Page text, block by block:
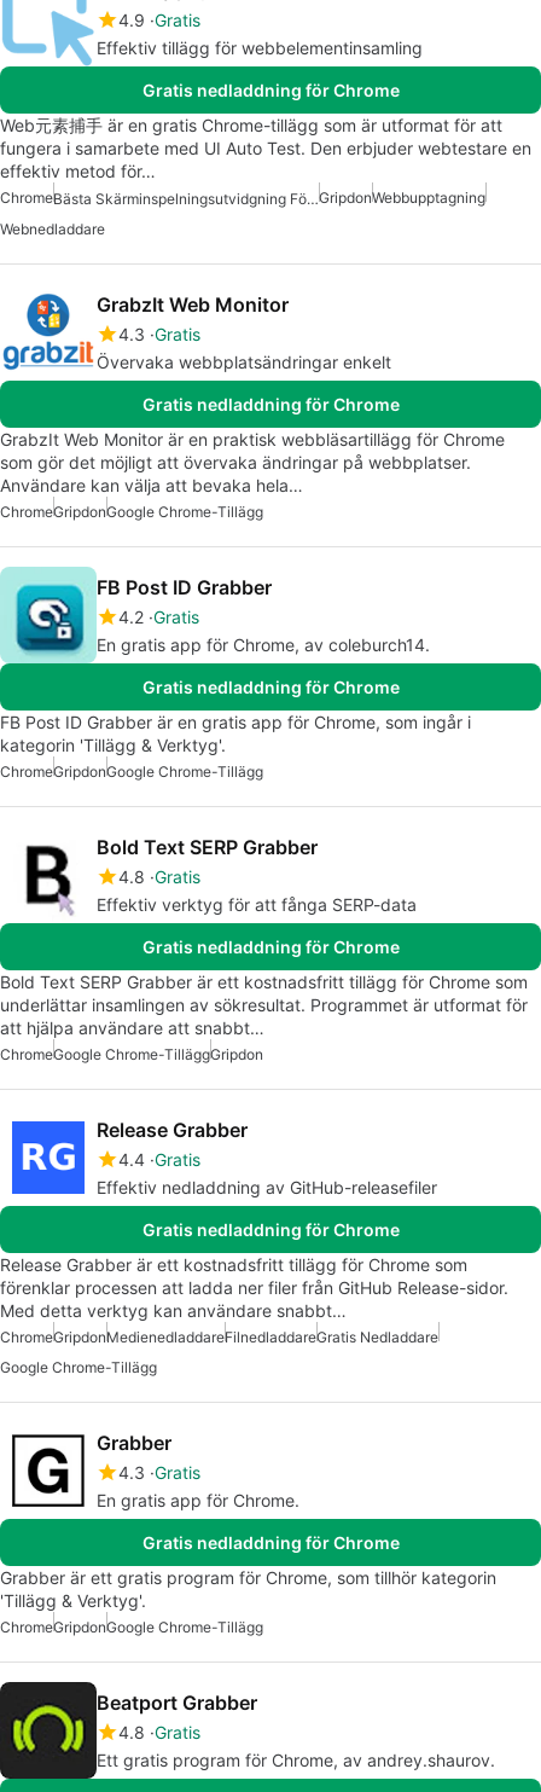
4.9 Gratis
Effektiv tillägg för webbelementinsamling
Gratis nedladdning för Chrome
Web元素捕手 är en gratis Chrome-tillägg som är utformat för att
fungera i samarbete med UI Auto Test. Den erbjuder webtestare en
effektiv metod för…
Chrome Bästa Skärminspelningsutvidgning För ChromeGripdonWebbupptagning
Webnedladdare
GrabzIt Web Monitor
4.3 Gratis
Övervaka webbplatsändringar enkelt
Gratis nedladdning för Chrome
GrabzIt Web Monitor är en praktisk webbläsartillägg för Chrome
som gör det möjligt att övervaka ändringar på webbplatser.
Användare kan välja att bevaka hela…
ChromeGripdonGoogle Chrome-Tillägg
FB Post ID Grabber
4.2 Gratis
En gratis app för Chrome, av coleburch14.
Gratis nedladdning för Chrome
FB Post ID Grabber är en gratis app för Chrome, som ingår i
kategorin 'Tillägg & Verktyg'.
ChromeGripdonGoogle Chrome-Tillägg
Bold Text SERP Grabber
4.8 Gratis
Effektiv verktyg för att fånga SERP-data
Gratis nedladdning för Chrome
Bold Text SERP Grabber är ett kostnadsfritt tillägg för Chrome som
underlättar insamlingen av sökresultat. Programmet är utformat för
att hjälpa användare att snabbt…
ChromeGoogle Chrome-TilläggGripdon
Release Grabber
4.4 Gratis
Effektiv nedladdning av GitHub-releasefiler
Gratis nedladdning för Chrome
Release Grabber är ett kostnadsfritt tillägg för Chrome som
förenklar processen att ladda ner filer från GitHub Release-sidor.
Med detta verktyg kan användare snabbt…
ChromeGripdonMedienedladdareFilnedladdareGratis Nedladdare
Google Chrome-Tillägg
Grabber
4.3 Gratis
En gratis app för Chrome.
Gratis nedladdning för Chrome
Grabber är ett gratis program för Chrome, som tillhör kategorin
'Tillägg & Verktyg'.
ChromeGripdonGoogle Chrome-Tillägg
Beatport Grabber
4.8 Gratis
Ett gratis program för Chrome, av andrey.shaurov.